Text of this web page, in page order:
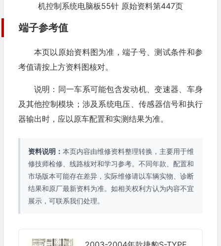
机控制系统电脑板55针 原始资料第447页
端子参考值
本页以原始资料图为准，端子号、测试条件和参
考值请按上方资料图核对。
说明：同一车系可能包含发动机、变速器、车身
及其他控制模块；涉及系统电压、传感器信号和执行
器输出时，应以原车配置和实测结果为准。
资料说明： 本页内容由维修资料整理转换，主要用于维
修技师检修、线路核对和学习参考。不同年款、配置和
市场版本可能存在差异，实际维修请以车辆实物、诊断
结果和原厂最新资料为准。如相关权利方认为内容不宜
展示，可联系我们处理。